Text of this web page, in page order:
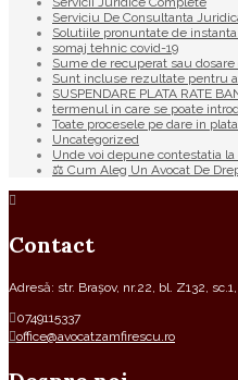
Serviciu De Consultanta
Solutiile pronuntate de
somaj tehnic covid-19
Sume de recuperat sau
Sunt incluse rezultate pentru
SUSPENDARE PLATA RATE
termenul in care se poate
Toate procesele pe dare in
Uncategorized
Unde voi depune contestatia
⚖ Cum Aleg Un Avocat De
Contact
Adresă: str. Brașov, nr.22, bl. Z132,
0749115337
office@avocatzamfirescu.ro